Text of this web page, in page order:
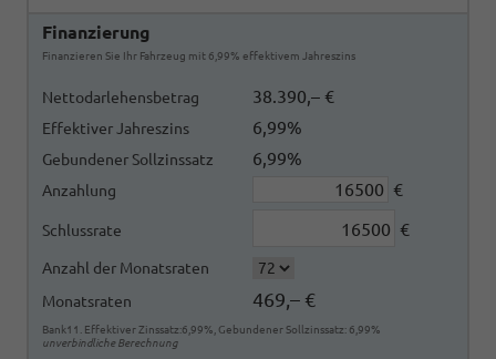
Finanzierung
Finanzieren Sie Ihr Fahrzeug mit 6,99% effektivem Jahreszins
Nettodarlehensbetrag 38.390,– €
Effektiver Jahreszins 6,99%
Gebundener Sollzinssatz 6,99%
Anzahlung €
Schlussrate €
Anzahl der Monatsraten
Monatsraten
469,– €
Bank11. Effektiver Zinssatz:6,99%, Gebundener Sollzinssatz: 6,99%
unverbindliche Berechnung